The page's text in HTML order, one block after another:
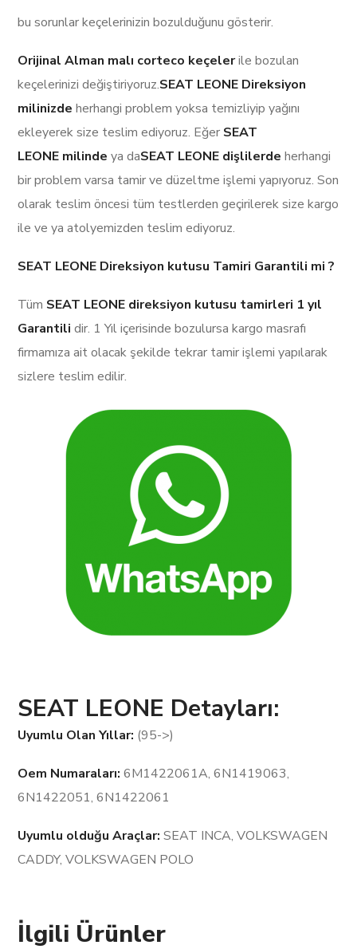
bu sorunlar keçelerinizin bozulduğunu gösterir.
Orijinal Alman malı corteco keçelerile bozulan
keçelerinizi değiştiriyoruz.SEAT LEONE Direksiyon
milinizde herhangi problem yoksa temizliyip yağını
ekleyerek size teslim ediyoruz. Eğer SEAT
LEONE milinde ya daSEAT LEONE dişlilerde herhangi
bir problem varsa tamir ve düzeltme işlemi yapıyoruz. Son
olarak teslim öncesi tüm testlerden geçirilerek size kargo
ile ve ya atolyemizden teslim ediyoruz.
SEAT LEONE Direksiyon kutusu Tamiri Garantili mi ?
Tüm SEAT LEONE direksiyon kutusu tamirleri 1 yıl
Garantilidir. 1 Yıl içerisinde bozulursa kargo masrafı
firmamıza ait olacak şekilde tekrar tamir işlemi yapılarak
sizlere teslim edilir.
SEAT LEONE Detayları:
Uyumlu Olan Yıllar: (95->)
Oem Numaraları:6M1422061A, 6N1419063,
6N1422051, 6N1422061
Uyumlu olduğu Araçlar:SEAT INCA, VOLKSWAGEN
CADDY, VOLKSWAGEN POLO
İlgili Ürünler